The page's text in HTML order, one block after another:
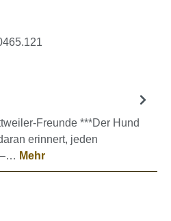
Freunde ***Der Hund
erinnert, jeden
Mehr